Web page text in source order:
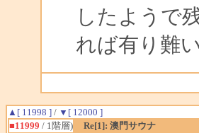
したようで
れば有り難
▲[ 11998 ] / ▼[ 12000 ]
■11999 / 1階層)
Re[1]: 澳門サウナ